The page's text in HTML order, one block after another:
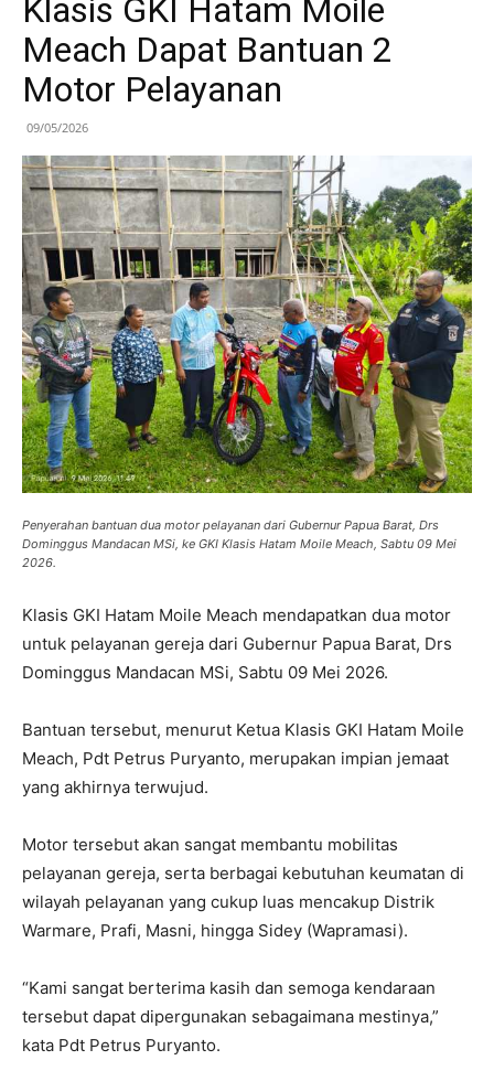
Klasis GKI Hatam Moile
Meach Dapat Bantuan 2
Motor Pelayanan
09/05/2026
Penyerahan bantuan dua motor pelayanan dari Gubernur Papua Barat, Drs
Dominggus Mandacan MSi, ke GKI Klasis Hatam Moile Meach, Sabtu 09 Mei
2026.
Klasis GKI Hatam Moile Meach mendapatkan dua motor
untuk pelayanan gereja dari Gubernur Papua Barat, Drs
Dominggus Mandacan MSi, Sabtu 09 Mei 2026.
Bantuan tersebut, menurut Ketua Klasis GKI Hatam Moile
Meach, Pdt Petrus Puryanto, merupakan impian jemaat
yang akhirnya terwujud.
Motor tersebut akan sangat membantu mobilitas
pelayanan gereja, serta berbagai kebutuhan keumatan di
wilayah pelayanan yang cukup luas mencakup Distrik
Warmare, Prafi, Masni, hingga Sidey (Wapramasi).
“Kami sangat berterima kasih dan semoga kendaraan
tersebut dapat dipergunakan sebagaimana mestinya,”
kata Pdt Petrus Puryanto.